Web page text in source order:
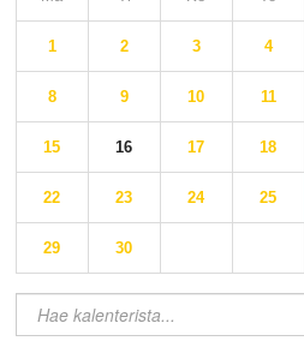
1 2 3 4
8 9 10 11
15 16 17 18
22 23 24 25
29 30